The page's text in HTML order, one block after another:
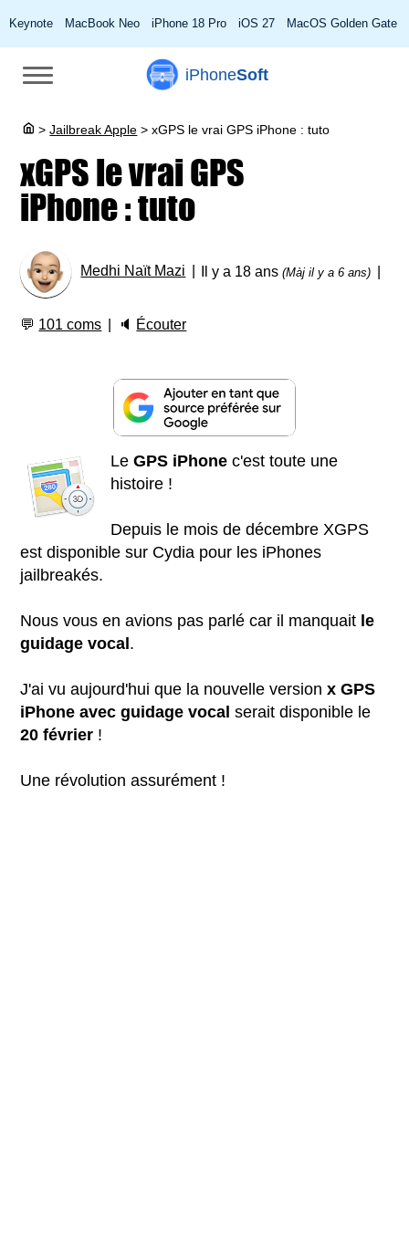
Keynote MacBook Neo iPhone 18 Pro iOS 27 MacOS Golden Gate
iPhoneSoft
> Jailbreak Apple > xGPS le vrai GPS iPhone : tuto
xGPS le vrai GPS
iPhone : tuto
Medhi Naït Mazi Il y a 18 ans(Màj il y a 6 ans)
💬 101 coms 🔈 Écouter
LeGPS iPhone c'est toute une
histoire !
Depuis le mois de décembre XGPS
est disponible sur Cydia pour les iPhones
jailbreakés.
Nous vous en avions pas parlé car il manquait le
guidage vocal.
J'ai vu aujourd'hui que la nouvelle versionx GPS
iPhone avec guidage vocal serait disponible le
20 février !
Une révolution assurément !